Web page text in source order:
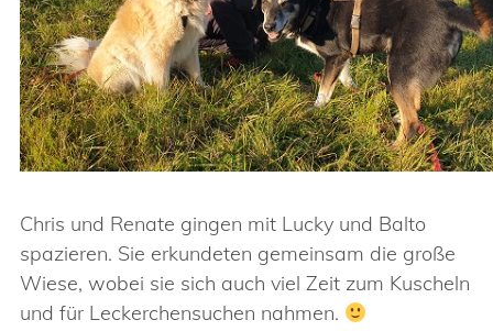
Chris und Renate gingen mit Lucky und Balto
spazieren. Sie erkundeten gemeinsam die große
Wiese, wobei sie sich auch viel Zeit zum Kuscheln
und für Leckerchensuchen nahmen.